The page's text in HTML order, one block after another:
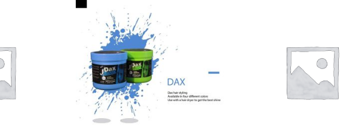
إضافة
المفضلة